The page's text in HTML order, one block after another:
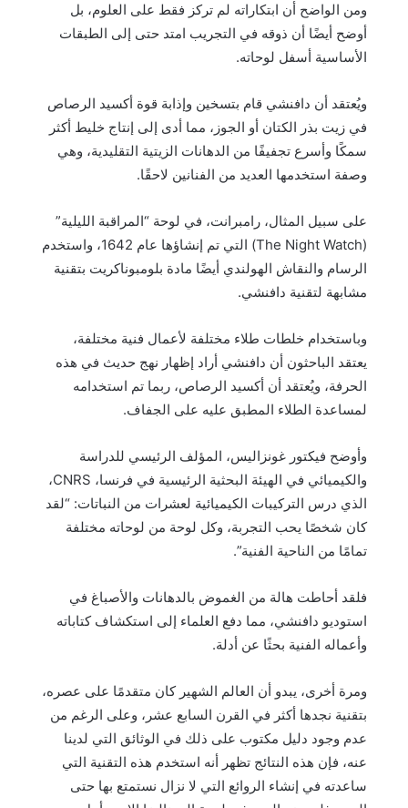
ومن الواضح أن ابتكاراته لم تركز فقط على العلوم، بل
أوضح أيضًا أن ذوقه في التجريب امتد حتى إلى الطبقات
الأساسية أسفل لوحاته.
ويُعتقد أن دافنشي قام بتسخين وإذابة قوة أكسيد الرصاص
في زيت بذر الكتان أو الجوز، مما أدى إلى إنتاج خليط أكثر
سمكًا وأسرع تجفيفًا من الدهانات الزيتية التقليدية، وهي
وصفة استخدمها العديد من الفنانين لاحقًا.
على سبيل المثال، رامبرانت، في لوحة “المراقبة الليلية”
(The Night Watch) التي تم إنشاؤها عام 1642، واستخدم
الرسام والنقاش الهولندي أيضًا مادة بلومبوناكريت بتقنية
مشابهة لتقنية دافنشي.
وباستخدام خلطات طلاء مختلفة لأعمال فنية مختلفة،
يعتقد الباحثون أن دافنشي أراد إظهار نهج حديث في هذه
الحرفة، ويُعتقد أن أكسيد الرصاص، ربما تم استخدامه
لمساعدة الطلاء المطبق عليه على الجفاف.
وأوضح فيكتور غونزاليس، المؤلف الرئيسي للدراسة
والكيميائي في الهيئة البحثية الرئيسية في فرنسا، CNRS،
الذي درس التركيبات الكيميائية لعشرات من النباتات: “لقد
كان شخصًا يحب التجربة، وكل لوحة من لوحاته مختلفة
تمامًا من الناحية الفنية”.
فلقد أحاطت هالة من الغموض بالدهانات والأصباغ في
استوديو دافنشي، مما دفع العلماء إلى استكشاف كتاباته
وأعماله الفنية بحثًا عن أدلة.
ومرة أخرى، يبدو أن العالم الشهير كان متقدمًا على عصره،
بتقنية نجدها أكثر في القرن السابع عشر، وعلى الرغم من
عدم وجود دليل مكتوب على ذلك في الوثائق التي لدينا
عنه، فإن هذه النتائج تظهر أنه استخدم هذه التقنية التي
ساعدته في إنشاء الروائع التي لا نزال نستمتع بها حتى